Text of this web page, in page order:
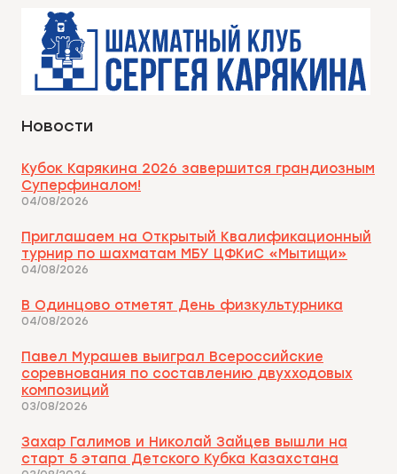
Новости
Кубок Карякина 2026 завершится грандиозным
Суперфиналом!
04/08/2026
Приглашаем на Открытый Квалификационный
турнир по шахматам МБУ ЦФКиС «Мытищи»
04/08/2026
В Одинцово отметят День физкультурника
04/08/2026
Павел Мурашев выиграл Всероссийские
соревнования по составлению двухходовых
композиций
03/08/2026
Захар Галимов и Николай Зайцев вышли на
старт 5 этапа Детского Кубка Казахстана